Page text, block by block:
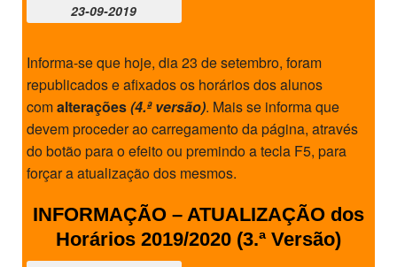
@oficina.do.largo
@clube_robotica.esaq
ESCOLA
ALUNOS
PROFESSORES
ENC. DE EDUCAÇÃO
23-09-2019
Informa-se que hoje, dia 23 de setembro, foram
republicados e afixados os horários dos alunos
comalterações(4.ª versão). Mais se informa que
devem proceder ao carregamento da página, através
do botão para o efeito ou premindo a tecla F5, para
forçar a atualização dos mesmos.
INFORMAÇÃO – ATUALIZAÇÃO dos
Horários 2019/2020 (3.ª Versão)